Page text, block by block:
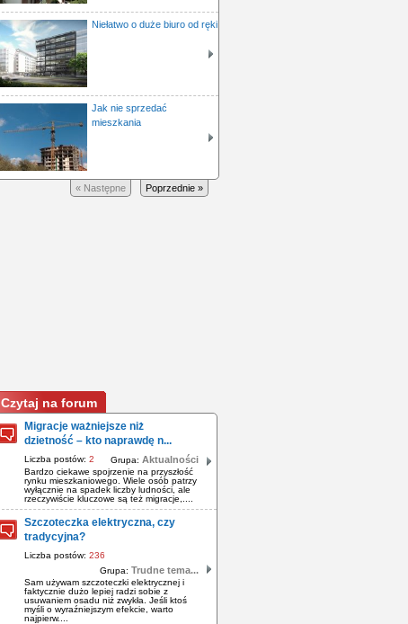
Niełatwo o duże biuro od ręki
Jak nie sprzedać
mieszkania
Poprzednie »
« Następne
Czytaj na forum
Migracje ważniejsze niż
dzietność – kto naprawdę n...
Liczba postów: 2 Grupa: Aktualności
Bardzo ciekawe spojrzenie na przyszłość
rynku mieszkaniowego. Wiele osób patrzy
wyłącznie na spadek liczby ludności, ale
rzeczywiście kluczowe są też migracje,....
Szczoteczka elektryczna, czy
tradycyjna?
Liczba postów: 236
Grupa: Trudne tema...
Sam używam szczoteczki elektrycznej i
faktycznie dużo lepiej radzi sobie z
usuwaniem osadu niż zwykła. Jeśli ktoś
myśli o wyraźniejszym efekcie, warto
najpierw....